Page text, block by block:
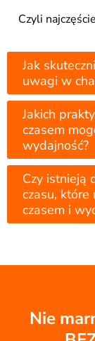
Czyli
Jak
uwagi w
Jakich
czasem
wydajność?
Czy istnieją
czasu, które
czasem i
Nie